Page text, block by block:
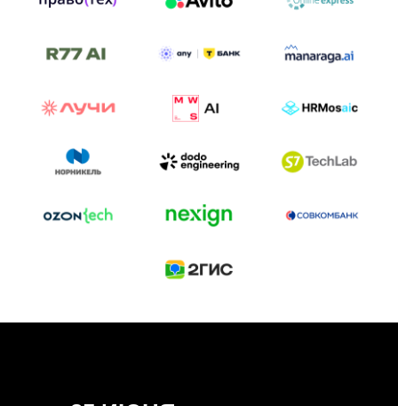
к построению бизнеса и созданию технологий под
И БИТВА АГЕНТОВ